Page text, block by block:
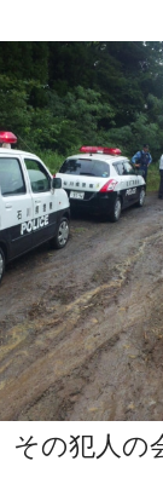
その犯人の